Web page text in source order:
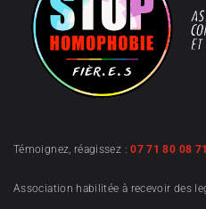
Témoignez, réagissez :07 71 80 08 71
Association habilitée à recevoir des